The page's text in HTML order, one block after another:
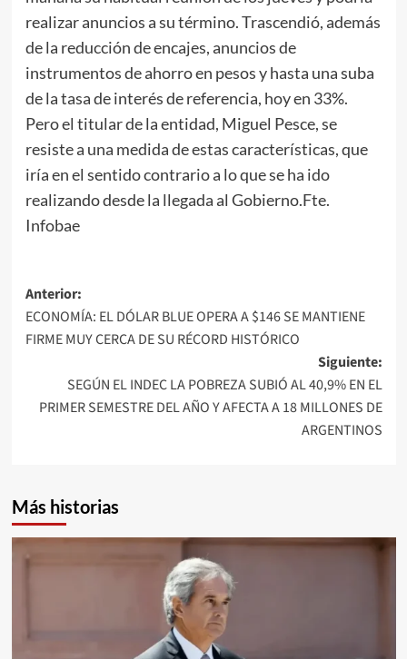
realizar anuncios a su término. Trascendió, además
de la reducción de encajes, anuncios de
instrumentos de ahorro en pesos y hasta una suba
de la tasa de interés de referencia, hoy en 33%.
Pero el titular de la entidad, Miguel Pesce, se
resiste a una medida de estas características, que
iría en el sentido contrario a lo que se ha ido
realizando desde la llegada al Gobierno.Fte.
Infobae
Navegación
de
Anterior:
ECONOMÍA: EL DÓLAR BLUE OPERA A $146 SE MANTIENE
FIRME MUY CERCA DE SU RÉCORD HISTÓRICO
Siguiente:
SEGÚN EL INDEC LA POBREZA SUBIÓ AL 40,9% EN EL
PRIMER SEMESTRE DEL AÑO Y AFECTA A 18 MILLONES DE
ARGENTINOS
Más historias